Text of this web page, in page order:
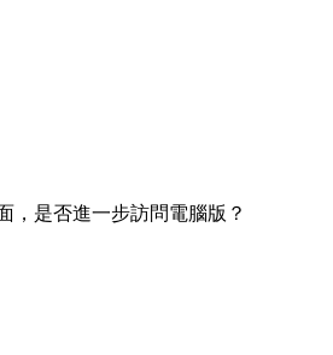
，是否進一步訪問電腦版？